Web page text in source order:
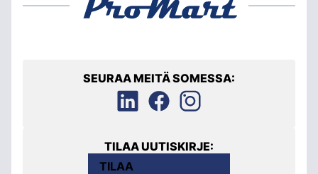
SEURAA MEITÄ SOMESSA:
TILAA UUTISKIRJE:
TILAA